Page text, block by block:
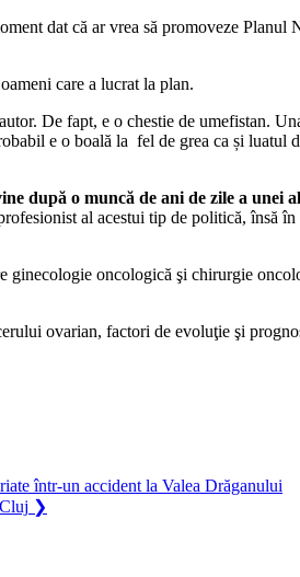
dat că ar vrea să promoveze
care a lucrat la plan.
De fapt, e o chestie de umefistan.
e o boală la fel de grea ca și luatul
după o muncă de ani de zile a
al acestui tip de politică,
oncologică şi chirurgie
ovarian, factori de evoluţie şi
într-un accident la Valea Drăganului
❯